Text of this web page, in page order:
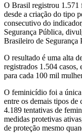
O Brasil registrou 1.571
desde a criação do tipo
consecutivo do
Segurança Pública,
Brasileiro de Segurança
O resultado é uma alta
registrados 1.504
para cada 100 mil
O feminicídio foi a única
entre os demais tipos
4.189 tentativas de
medidas protetivas
de proteção mesmo